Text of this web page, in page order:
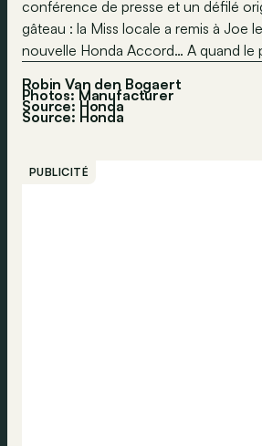
conférence de presse et un défilé
gâteau : la Miss locale a remis à Joe
nouvelle Honda Accord… A quand le
Robin Van den Bogaert
Photos: Manufacturer
Source: Honda
Source: Honda
PUBLICITÉ